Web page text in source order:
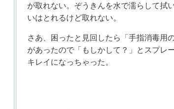
が取れない。ぞうきんを水で濡らして拭
いはとれるけど取れない。
さあ、困ったと見回したら「手指消毒用
があったので「もしかして？」とスプレ
キレイになっちゃった。